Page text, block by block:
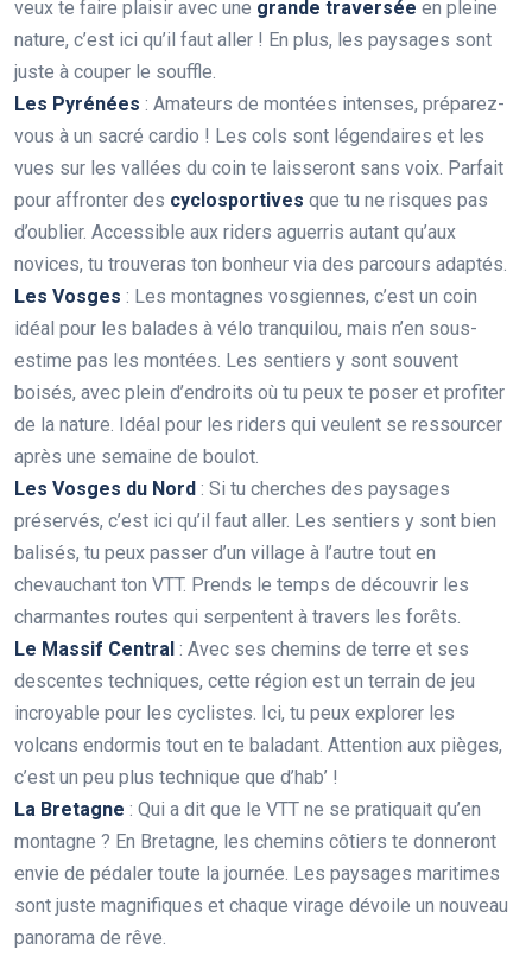
veux te faire plaisir avec une grande traversée en pleine
nature, c’est ici qu’il faut aller ! En plus, les paysages sont
juste à couper le souffle.
Les Pyrénées : Amateurs de montées intenses, préparez-
vous à un sacré cardio ! Les cols sont légendaires et les
vues sur les vallées du coin te laisseront sans voix. Parfait
pour affronter des cyclosportives que tu ne risques pas
d’oublier. Accessible aux riders aguerris autant qu’aux
novices, tu trouveras ton bonheur via des parcours adaptés.
Les Vosges : Les montagnes vosgiennes, c’est un coin
idéal pour les balades à vélo tranquilou, mais n’en sous-
estime pas les montées. Les sentiers y sont souvent
boisés, avec plein d’endroits où tu peux te poser et profiter
de la nature. Idéal pour les riders qui veulent se ressourcer
après une semaine de boulot.
Les Vosges du Nord : Si tu cherches des paysages
préservés, c’est ici qu’il faut aller. Les sentiers y sont bien
balisés, tu peux passer d’un village à l’autre tout en
chevauchant ton VTT. Prends le temps de découvrir les
charmantes routes qui serpentent à travers les forêts.
Le Massif Central : Avec ses chemins de terre et ses
descentes techniques, cette région est un terrain de jeu
incroyable pour les cyclistes. Ici, tu peux explorer les
volcans endormis tout en te baladant. Attention aux pièges,
c’est un peu plus technique que d’hab’ !
La Bretagne : Qui a dit que le VTT ne se pratiquait qu’en
montagne ? En Bretagne, les chemins côtiers te donneront
envie de pédaler toute la journée. Les paysages maritimes
sont juste magnifiques et chaque virage dévoile un nouveau
panorama de rêve.